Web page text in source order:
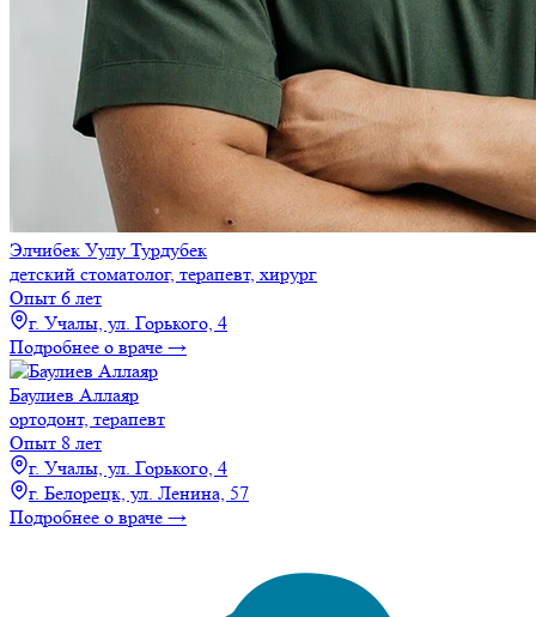
Элчибек Уулу Турдубек
детский стоматолог, терапевт, хирург
Опыт 6 лет
г. Учалы, ул. Горького, 4
Подробнее о враче →
Баулиев Аллаяр
ортодонт, терапевт
Опыт 8 лет
г. Учалы, ул. Горького, 4
г. Белорецк, ул. Ленина, 57
Подробнее о враче →